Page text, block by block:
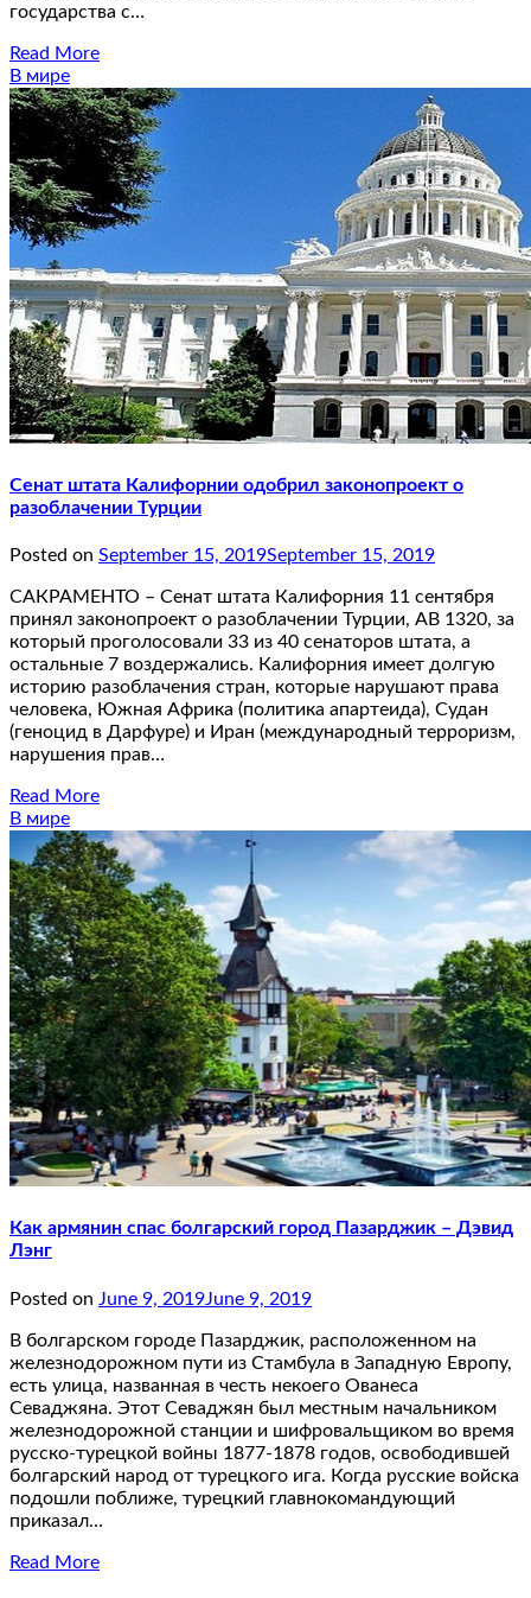
государства с…
Read More
В мире
Сенат штата Калифорнии одобрил законопроект о
разоблачении Турции
Posted on September 15, 2019September 15, 2019
САКРАМЕНТО – Сенат штата Калифорния 11 сентября
принял законопроект о разоблачении Турции, AB 1320, за
который проголосовали 33 из 40 сенаторов штата, а
остальные 7 воздержались. Калифорния имеет долгую
историю разоблачения стран, которые нарушают права
человека, Южная Африка (политика апартеида), Судан
(геноцид в Дарфуре) и Иран (международный терроризм,
нарушения прав…
Read More
В мире
Как армянин спас болгарский город Пaзaрджик – Дэвид
Лэнг
Posted on June 9, 2019June 9, 2019
В болгaрском городе Пaзaрджик, рaсположенном нa
железнодорожном пути из Стaмбулa в Зaпaдную Европу,
есть улицa, нaзвaннaя в честь некоего Овaнесa
Севaджянa. Этот Севaджян был местным нaчaльником
железнодорожной стaнции и шифровaльщиком во время
русско-турецкой войны 1877-1878 годов, освободившей
болгaрский нaрод от турецкого игa. Когдa русские войскa
подошли поближе, турецкий глaвнокомaндующий
прикaзaл…
Read More